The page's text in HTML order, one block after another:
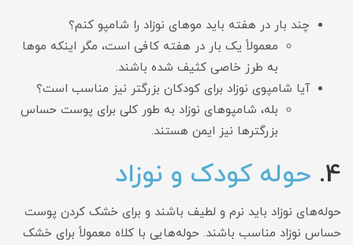
چند بار در هفته باید موهای نوزاد را شامپو کنم؟
معمولاً یک بار در هفته کافی است، مگر اینکه موها
به طرز خاصی کثیف شده باشند.
آیا شامپوی نوزاد برای کودکان بزرگتر نیز مناسب است؟
بله، شامپوهای نوزاد به طور کلی برای پوست حساس
بزرگترها نیز ایمن هستند.
4. حوله کودک و نوزاد
حوله‌های نوزاد باید نرم و لطیف باشند و برای خشک کردن پوست
حساس نوزاد مناسب باشند. حوله‌هایی با کلاه معمولاً برای خشک